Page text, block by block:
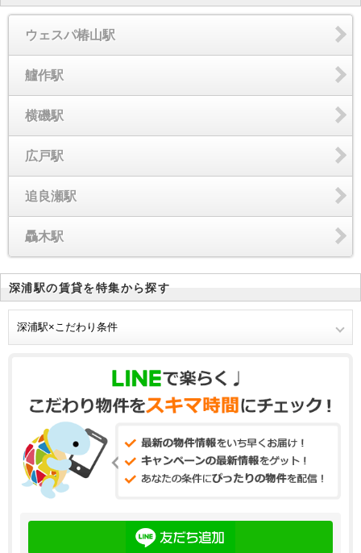
ウェスパ椿山駅
艫作駅
横磯駅
広戸駅
追良瀬駅
驫木駅
深浦駅の賃貸を特集から探す
深浦駅×こだわり条件